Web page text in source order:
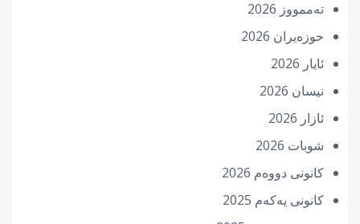
تەممووز 2026
حوزه‌یران 2026
ئایار 2026
نیسان 2026
ئازار 2026
شوبات 2026
كانونی دووه‌م 2026
كانونی یه‌كه‌م 2025